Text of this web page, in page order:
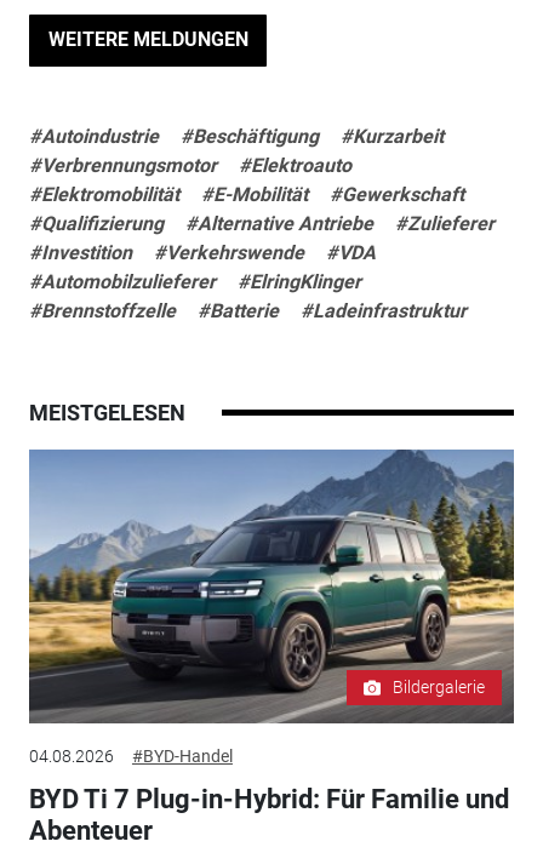
WEITERE MELDUNGEN
#Autoindustrie #Beschäftigung
#Kurzarbeit
#Verbrennungsmotor
#Elektroauto
#Elektromobilität
#E-Mobilität
#Gewerkschaft
#Qualifizierung
#Alternative Antriebe
#Zulieferer
#Investition
#Verkehrswende
#VDA
#Automobilzulieferer
#ElringKlinger
#Brennstoffzelle
#Batterie #Ladeinfrastruktur
MEISTGELESEN
Bildergalerie
04.08.2026 #BYD-Handel
BYD Ti 7 Plug-in-Hybrid: Für Familie und
Abenteuer